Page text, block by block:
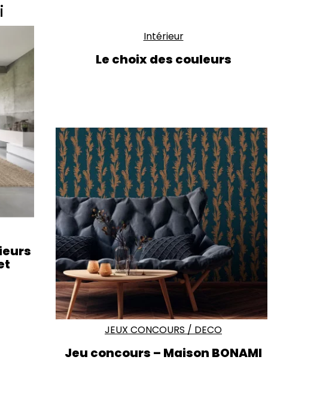
Intérieur
Le choix des couleurs
JEUX CONCOURS / DECO
Jeu concours – Maison BONAMI